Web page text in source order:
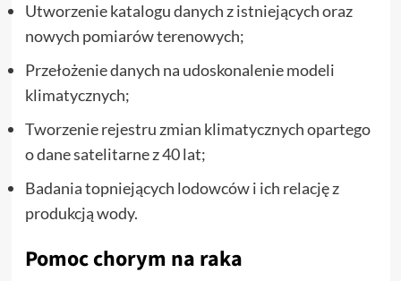
Utworzenie katalogu danych z istniejących oraz
nowych pomiarów terenowych;
Przełożenie danych na udoskonalenie modeli
klimatycznych;
Tworzenie rejestru zmian klimatycznych opartego
o dane satelitarne z 40 lat;
Badania topniejących lodowców i ich relację z
produkcją wody.
Pomoc chorym na raka